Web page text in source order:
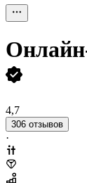
4,7
306 отзывов
·